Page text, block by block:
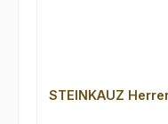
STEINKAUZ